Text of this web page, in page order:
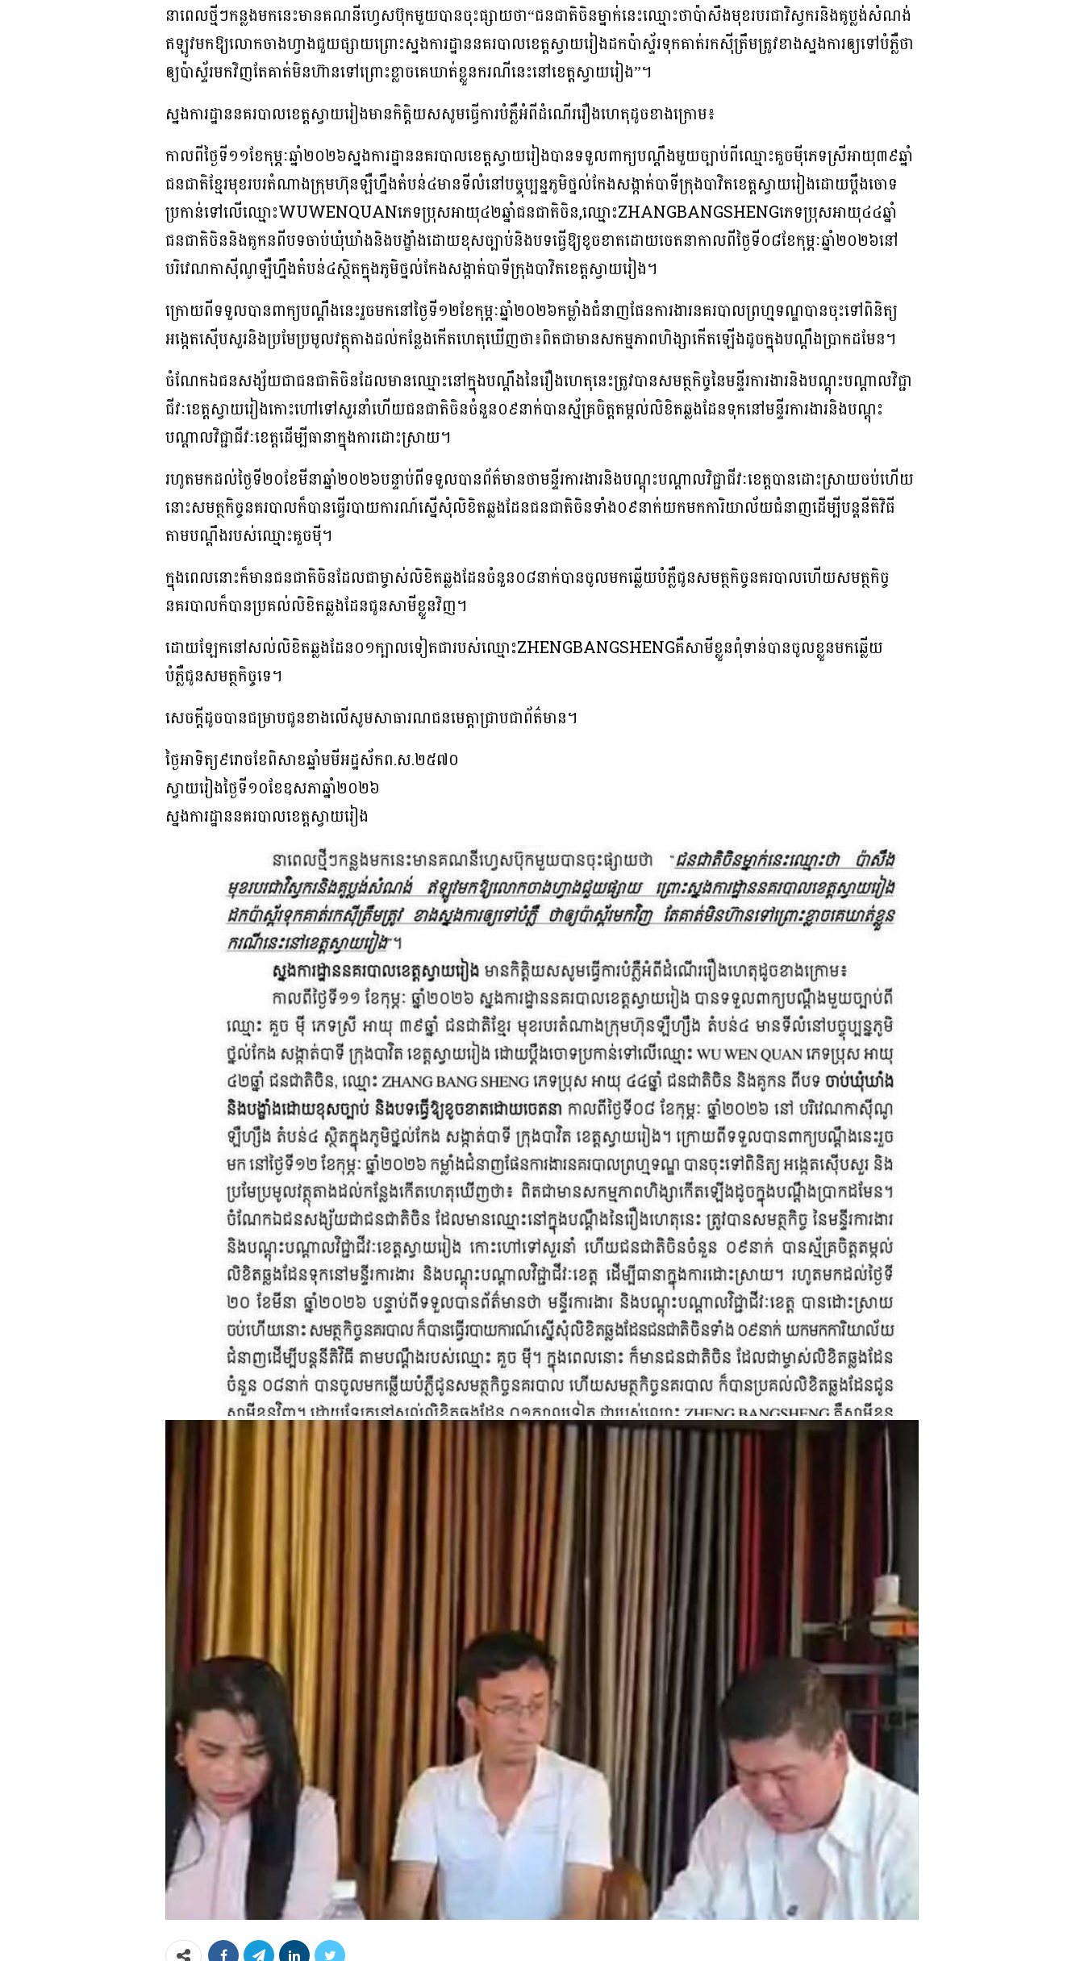
នាពេលថ្មីៗកន្លងមកនេះមានគណនីហ្វេសប៊ុកមួយបានចុះផ្សាយថា“ជនជាតិចិនម្នាក់នេះឈ្មោះថាប៉ាសឹងមុខរបរជាវិស្វករនិងគូប្លង់សំណង់
ឥឡូវមកឱ្យលោកចាងហ្វាងជួយផ្សាយព្រោះស្នងការដ្ឋាននគរបាលខេត្តស្វាយរៀងដកប៉ាស្ទ័រទុកគាត់រកស៊ីត្រឹមត្រូវខាងស្នងការឲ្យទៅបំភ្លឺថា
ឲ្យប៉ាស្ទ័រមកវិញតែគាត់មិនហ៊ានទៅព្រោះខ្លាចគេឃាត់ខ្លួនករណីនេះនៅខេត្តស្វាយរៀង”។
ស្នងការដ្ឋាននគរបាលខេត្តស្វាយរៀងមានកិត្តិយសសូមធ្វើការបំភ្លឺអំពីដំណើររឿងហេតុដូចខាងក្រោម៖
កាលពីថ្ងៃទី១១ខែកុម្ភៈឆ្នាំ២០២៦ស្នងការដ្ឋាននគរបាលខេត្តស្វាយរៀងបានទទួលពាក្យបណ្តឹងមួយច្បាប់ពីឈ្មោះគួចម៉ីភេទស្រីអាយុ៣៩ឆ្នាំ
ជនជាតិខ្មែរមុខរបរតំណាងក្រុមហ៊ុនឡឺហ្នឹងតំបន់៤មានទីលំនៅបច្ចុប្បន្នភូមិថ្នល់កែងសង្កាត់បាទីក្រុងបាវិតខេត្តស្វាយរៀងដោយប្តឹងចោទ
ប្រកាន់ទៅលើឈ្មោះWUWENQUANភេទប្រុសអាយុ៤២ឆ្នាំជនជាតិចិន,ឈ្មោះZHANGBANGSHENGភេទប្រុសអាយុ៤៤ឆ្នាំ
ជនជាតិចិននិងគូកនពីបទចាប់ឃុំឃាំងនិងបង្ខាំងដោយខុសច្បាប់និងបទធ្វើឱ្យខូចខាតដោយចេតនាកាលពីថ្ងៃទី០៨ខែកុម្ភៈឆ្នាំ២០២៦នៅ
បរិវេណកាស៊ីណូឡឺហ្នឹងតំបន់៤ស្ថិតក្នុងភូមិថ្នល់កែងសង្កាត់បាទីក្រុងបាវិតខេត្តស្វាយរៀង។
ក្រោយពីទទួលបានពាក្យបណ្ដឹងនេះរួចមកនៅថ្ងៃទី១២ខែកុម្ភៈឆ្នាំ២០២៦កម្លាំងជំនាញផែនការងារនគរបាលព្រហ្មទណ្ឌបានចុះទៅពិនិត្យ
អង្កេតស៊ើបសួរនិងប្រមែប្រមូលវត្ថុតាងដល់កន្លែងកើតហេតុឃើញថា៖ពិតជាមានសកម្មភាពហិង្សាកើតឡើងដូចក្នុងបណ្តឹងប្រាកដមែន។
ចំណែកឯជនសង្ស័យជាជនជាតិចិនដែលមានឈ្មោះនៅក្នុងបណ្តឹងនៃរឿងហេតុនេះត្រូវបានសមត្ថកិច្ចនៃមន្ទីរការងារនិងបណ្តុះបណ្តាលវិជ្ជា
ជីវៈខេត្តស្វាយរៀងកោះហៅទៅសួរនាំហើយជនជាតិចិនចំនួន០៩នាក់បានស្ម័គ្រចិត្តតម្កល់លិខិតឆ្លងដែនទុកនៅមន្ទីរការងារនិងបណ្តុះ
បណ្តាលវិជ្ជាជីវៈខេត្តដើម្បីធានាក្នុងការដោះស្រាយ។
រហូតមកដល់ថ្ងៃទី២០ខែមីនាឆ្នាំ២០២៦បន្ទាប់ពីទទួលបានព័ត៌មានថាមន្ទីរការងារនិងបណ្តុះបណ្តាលវិជ្ជាជីវៈខេត្តបានដោះស្រាយចប់ហើយ
នោះសមត្ថកិច្ចនគរបាលក៏បានធ្វើរបាយការណ៍ស្នើសុំលិខិតឆ្លងដែនជនជាតិចិនទាំង០៩នាក់យកមកការិយាល័យជំនាញដើម្បីបន្តនីតិវិធី
តាមបណ្តឹងរបស់ឈ្មោះគួចម៉ី។
ក្នុងពេលនោះក៏មានជនជាតិចិនដែលជាម្ចាស់លិខិតឆ្លងដែនចំនួន០៨នាក់បានចូលមកឆ្លើយបំភ្លឺជូនសមត្ថកិច្ចនគរបាលហើយសមត្ថកិច្ច
នគរបាលក៏បានប្រគល់លិខិតឆ្លងដែនជូនសាមីខ្លួនវិញ។
ដោយឡែកនៅសល់លិខិតឆ្លងដែន០១ក្បាលទៀតជារបស់ឈ្មោះZHENGBANGSHENGគឺសាមីខ្លួនពុំទាន់បានចូលខ្លួនមកឆ្លើយ
បំភ្លឺជូនសមត្ថកិច្ចទេ។
សេចក្តីដូចបានជម្រាបជូនខាងលើសូមសាធារណជនមេត្តាជ្រាបជាព័ត៌មាន។
ថ្ងៃអាទិត្យ៩រោចខែពិសាខឆ្នាំមមីអដ្ឋស័កព.ស.២៥៧០
ស្វាយរៀងថ្ងៃទី១០ខែឧសភាឆ្នាំ២០២៦
ស្នងការដ្ឋាននគរបាលខេត្តស្វាយរៀង